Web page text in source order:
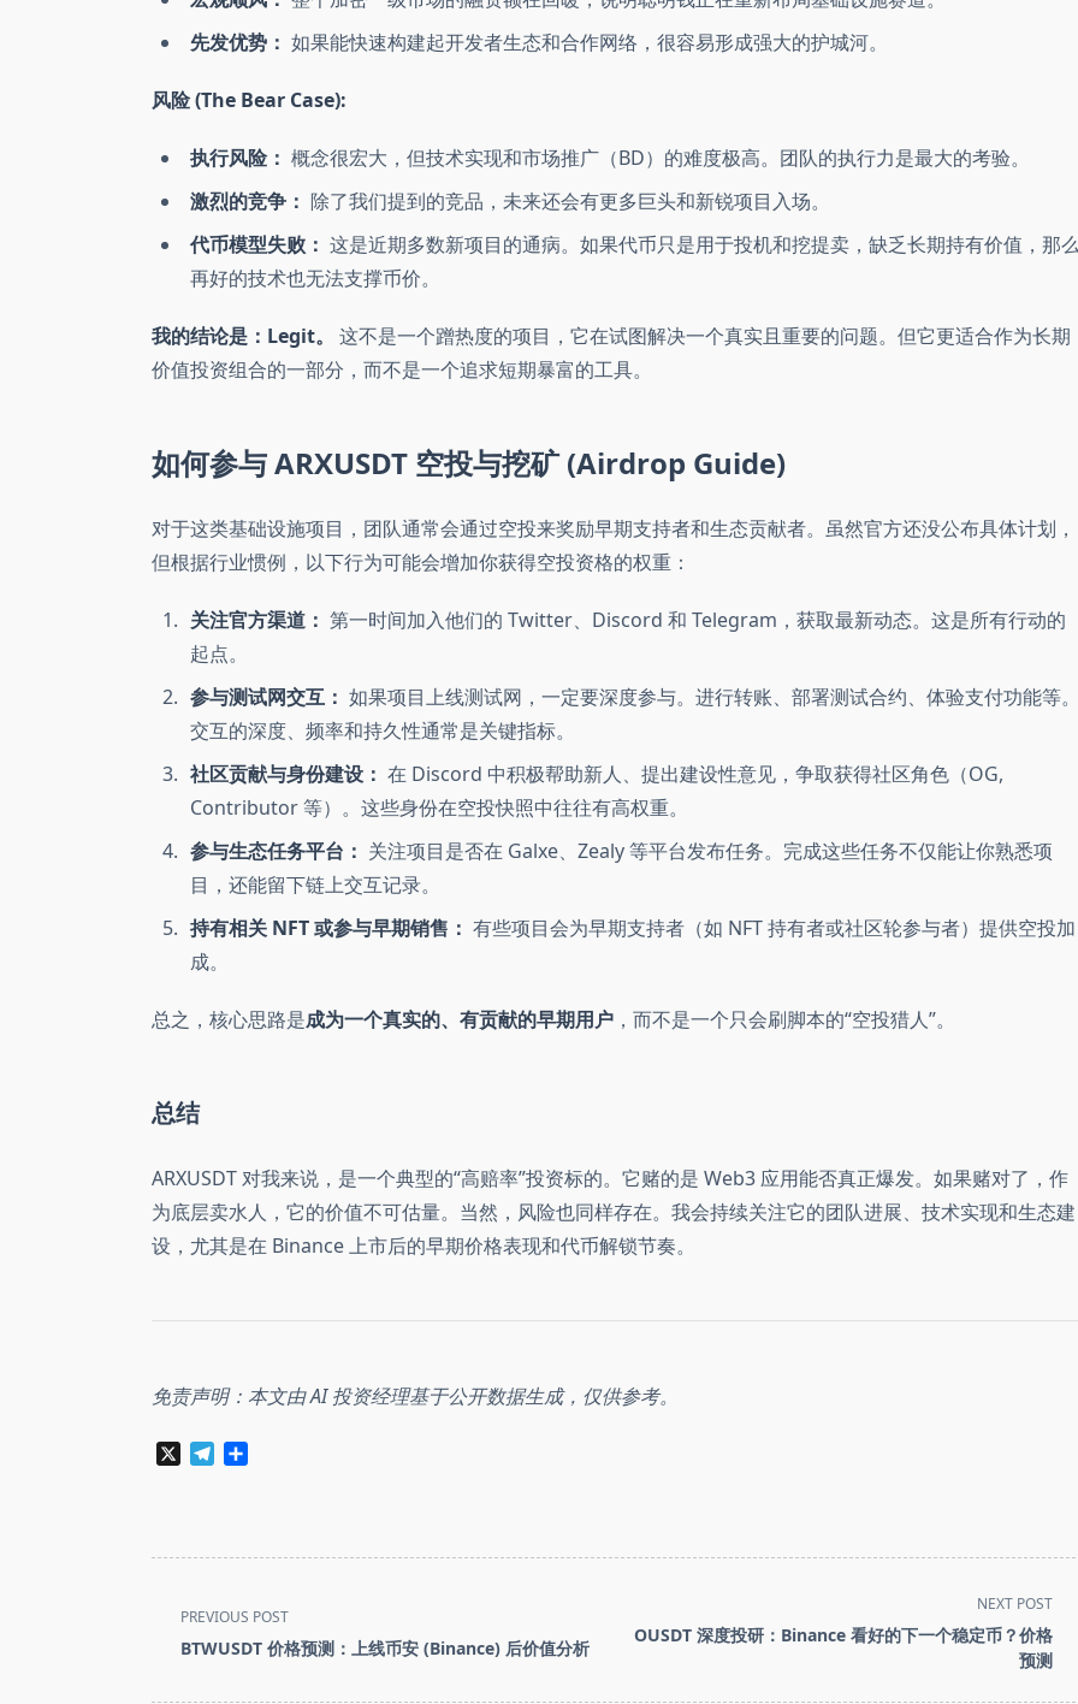
先发优势： 如果能快速构建起开发者生态和合作网络，很容易形成强大的护城河。
风险 (The Bear Case):
执行风险： 概念很宏大，但技术实现和市场推广（BD）的难度极高。团队的执行力是最大的考验。
激烈的竞争： 除了我们提到的竞品，未来还会有更多巨头和新锐项目入场。
代币模型失败： 这是近期多数新项目的通病。如果代币只是用于投机和挖提卖，缺乏长期持有价值，那
再好的技术也无法支撑币价。
我的结论是：Legit。
这不是一个蹭热度的项目，它在试图解决一个真实且重要的问题。但它更适合作为长期
价值投资组合的一部分，而不是一个追求短期暴富的工具。
如何参与 ARXUSDT 空投与挖矿 (Airdrop Guide)
对于这类基础设施项目，团队通常会通过空投来奖励早期支持者和生态贡献者。虽然官方还没公布具体计划，
但根据行业惯例，以下行为可能会增加你获得空投资格的权重：
关注官方渠道： 第一时间加入他们的 Twitter、Discord 和 Telegram，获取最新动态。这是所有行动的
起点。
参与测试网交互： 如果项目上线测试网，一定要深度参与。进行转账、部署测试合约、体验支付功能等
交互的深度、频率和持久性通常是关键指标。
社区贡献与身份建设： 在 Discord 中积极帮助新人、提出建设性意见，争取获得社区角色（OG,
Contributor 等）。这些身份在空投快照中往往有高权重。
参与生态任务平台： 关注项目是否在 Galxe、Zealy 等平台发布任务。完成这些任务不仅能让你熟悉项
目，还能留下链上交互记录。
持有相关 NFT 或参与早期销售： 有些项目会为早期支持者（如 NFT 持有者或社区轮参与者）提供空投加
成。
总之，核心思路是成为一个真实的、有贡献的早期用户 ，而不是一个只会刷脚本的“空投猎人”。
总结
ARXUSDT 对我来说，是一个典型的“高赔率”投资标的。它赌的是 Web3 应用能否真正爆发。如果赌对了，作
为底层卖水人，它的价值不可估量。当然，风险也同样存在。我会持续关注它的团队进展、技术实现和生态建
设，尤其是在 Binance 上市后的早期价格表现和代币解锁节奏。
免责声明：本文由 AI 投资经理基于公开数据生成，仅供参考。
Telegram
class="nav-
subtitle
PREVIOUS POST
BTWUSDT 价格预测：上线币安 (Binance) 后价值分析
NEXT POST
OUSDT 深度投研：Binance 看好的下一个稳定币？价格
预测